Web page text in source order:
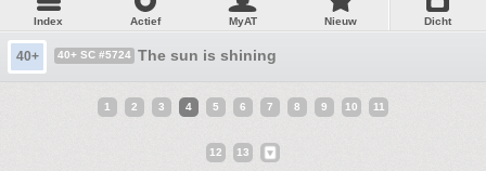
Index Actief MyAT Nieuw Dicht
40+ 40+ SC #5724 The sun is shining
1 2 3 4 5 6 7 8 9 10 11
12 13